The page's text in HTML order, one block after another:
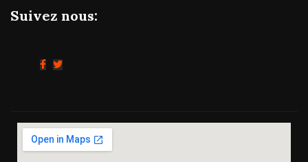
Suivez nous: